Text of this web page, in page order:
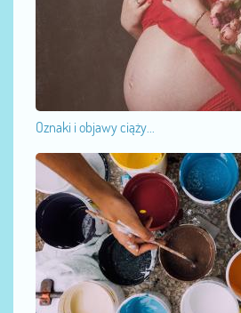
Oznaki i objawy ciąży...